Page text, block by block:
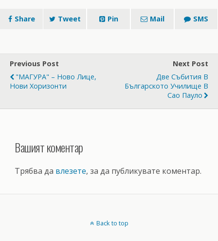
Share Tweet Pin Mail SMS
Previous Post
"МАГУРА" – Ново Лице,
Нови Хоризонти
Next Post
Две Събития В
Българското Училище В
Сао Пауло
Вашият коментар
Трябва да влезете, за да публикувате коментар.
Back to top